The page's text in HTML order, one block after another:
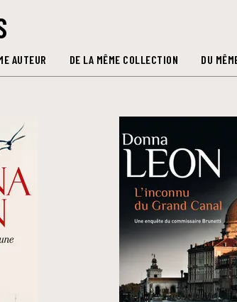
AUTEUR DE LA MÊME COLLECTION DU